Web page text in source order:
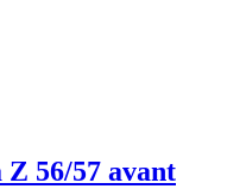
Z 56/57 avant